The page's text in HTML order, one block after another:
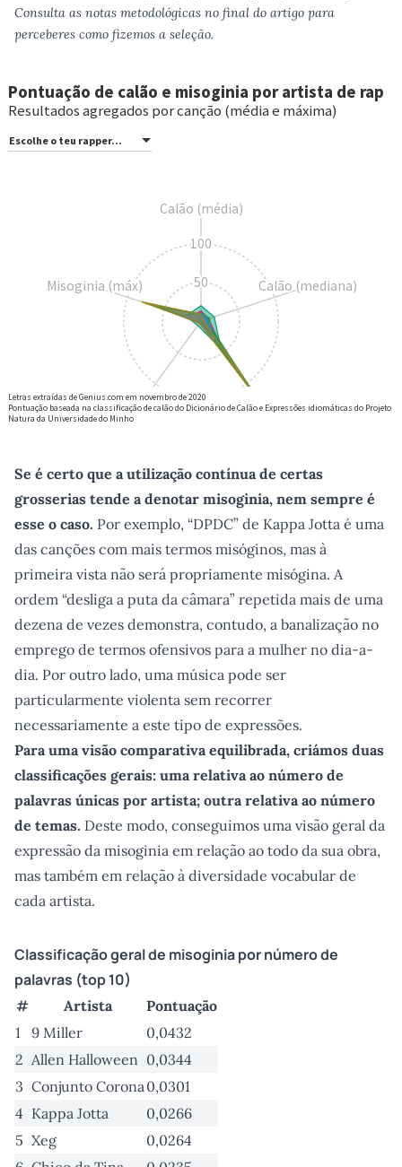
Consulta as notas metodológicas no final do artigo para
perceberes como fizemos a seleção.
Se é certo que a utilização contínua de certas
grosserias tende a denotar misoginia, nem sempre é
esse o caso. Por exemplo, “DPDC” de Kappa Jotta é uma
das canções com mais termos misóginos, mas à
primeira vista não será propriamente misógina. A
ordem “desliga a puta da câmara” repetida mais de uma
dezena de vezes demonstra, contudo, a banalização no
emprego de termos ofensivos para a mulher no dia-a-
dia. Por outro lado, uma música pode ser
particularmente violenta sem recorrer
necessariamente a este tipo de expressões.
Para uma visão comparativa equilibrada, criámos duas
classificações gerais: uma relativa ao número de
palavras únicas por artista; outra relativa ao número
de temas. Deste modo, conseguimos uma visão geral da
expressão da misoginia em relação ao todo da sua obra,
mas também em relação à diversidade vocabular de
cada artista.
Classificação geral de misoginia por número de
palavras (top 10)
# Artista
Pontuação
1 9 Miller
0,0432
2 Allen Halloween 0,0344
3 Conjunto Corona0,0301
4 Kappa Jotta
0,0266
5 Xeg
0,0264